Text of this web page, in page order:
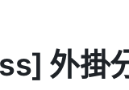
外掛